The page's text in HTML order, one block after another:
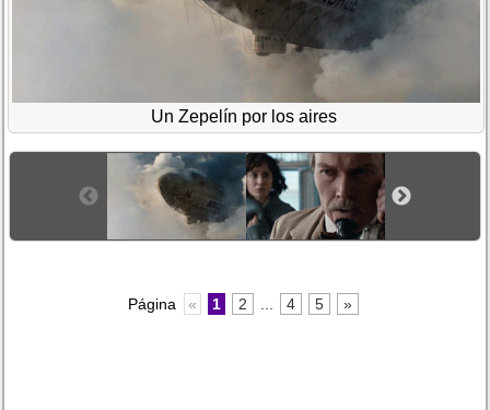
Un Zepelín por los aires
Página « 1 2 4 5 »